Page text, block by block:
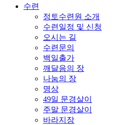
수련
정토수련원 소개
수련일정 및 신청
오시는 길
수련문의
백일출가
깨달음의 장
나눔의 장
명상
49일 문경살이
주말 문경살이
바라지장